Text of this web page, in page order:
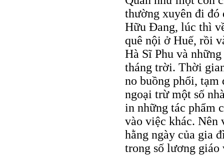
thường xuyên đi
Hữu Đang, lúc thì
quê nội ở Huế, rồi
Hà Sĩ Phu và
tháng trời. Thời
no buồng phổi, tạm
ngoại trừ một số
in những tác phẩm
vào việc khác. Nên
hằng ngày của gia
trong số lương giáo